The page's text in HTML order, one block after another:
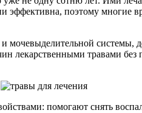
эффективна, поэтому многие
мочевыделительной системы,
травами без
помогают снять